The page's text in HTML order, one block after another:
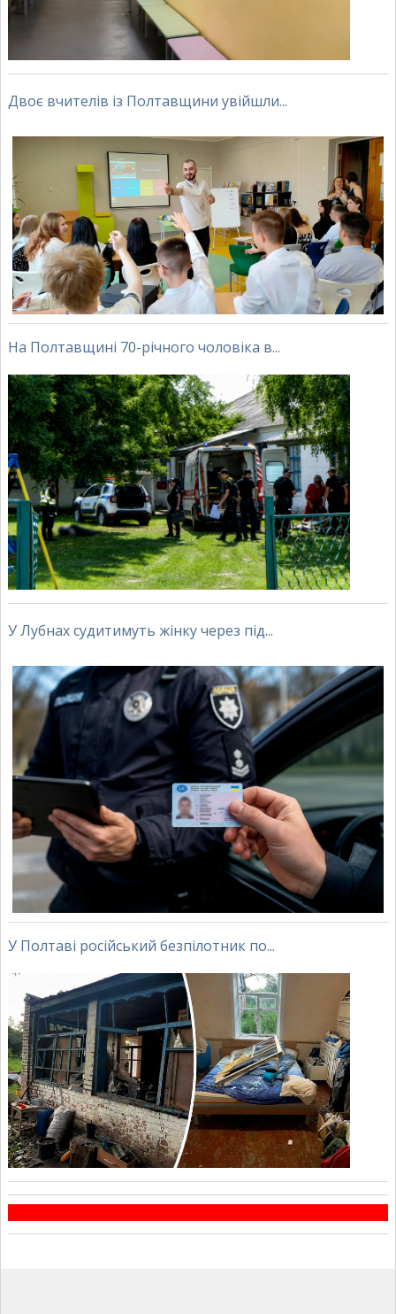
Двоє вчителів із Полтавщини увійшли...
На Полтавщині 70-річного чоловіка в...
У Лубнах судитимуть жінку через під...
У Полтаві російський безпілотник по...